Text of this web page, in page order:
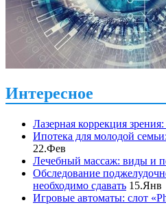
Интересное
Лазерная коррекция зрения:
Ипотека для молодой
22.Фев
Лечебный массаж: виды и
Обследование
необходимо сдавать 15.Янв
Игровые автоматы: слот